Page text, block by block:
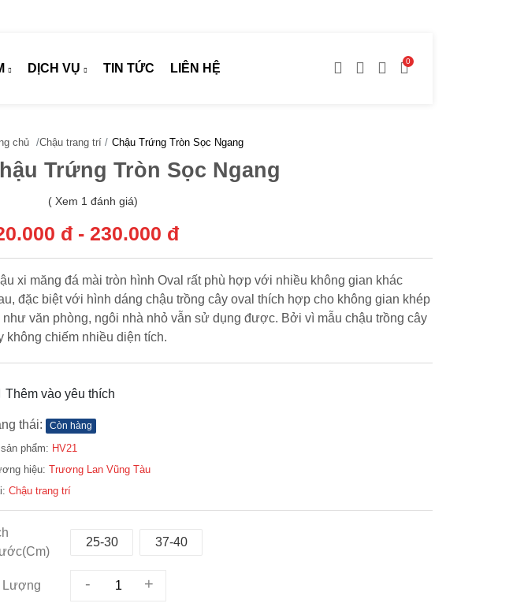
DỊCH VỤ TIN TỨC LIÊN HỆ
0
chủ /Chậu trang trí / Chậu Trứng Tròn Sọc Ngang
Trứng Tròn Sọc Ngang
( Xem 1 đánh giá)
đ - 230.000 đ
xi măng đá mài tròn hình Oval rất phù hợp với nhiều không gian khác
đặc biệt với hình dáng chậu trồng cây oval thích hợp cho không gian khép
như văn phòng, ngôi nhà nhỏ vẫn sử dụng được. Bởi vì mẫu chậu trồng cây
không chiếm nhiều diện tích.
Thêm vào yêu thích
thái: Còn hàng
phẩm: HV21
hiệu: Trương Lan Vũng Tàu
Chậu trang trí
25-30 37-40
Lượng - +